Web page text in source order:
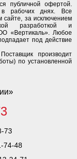
публичной офертой.
в рабочих днях. Все
за исключением
разработкой и
«Вертикаль». Любое
под действие
производит
по установленной
73
74-48